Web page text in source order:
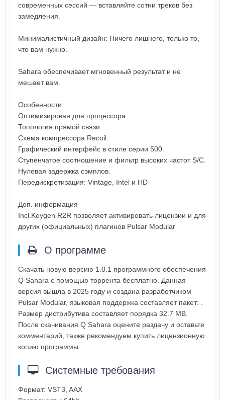
современных сессий — вставляйте сотни треков без
замедления.
Минималистичный дизайн: Ничего лишнего, только то,
что вам нужно.
Sahara обеспечивает мгновенный результат и не
мешает вам.
Особенности:
Оптимизирован для процессора.
Топология прямой связи.
Схема компрессора Recoil.
Графический интерфейс в стиле серии 500.
Ступенчатое соотношение и фильтр высоких частот S/C.
Нулевая задержка сэмплов.
Передискретизация: Vintage, Intel и HD
Доп. информация
Incl.Keygen R2R позволяет активировать лицензии и для
других (официальных) плагинов Pulsar Modular
О программе
Скачать новую версию 1.0.1 программного обеспечения
Q Sahara с помощью торрента бесплатно. Данная
версия вышла в 2025 году и создана разработчиком
Pulsar Modular, языковая поддержка составляет пакет: .
Размер дистрибутива составляет порядка 32.7 MB.
После скачивания Q Sahara оцените раздачу и оставьте
комментарий, также рекомендуем купить лицензионную
копию программы.
Системные требования
Формат: VST3, AAX